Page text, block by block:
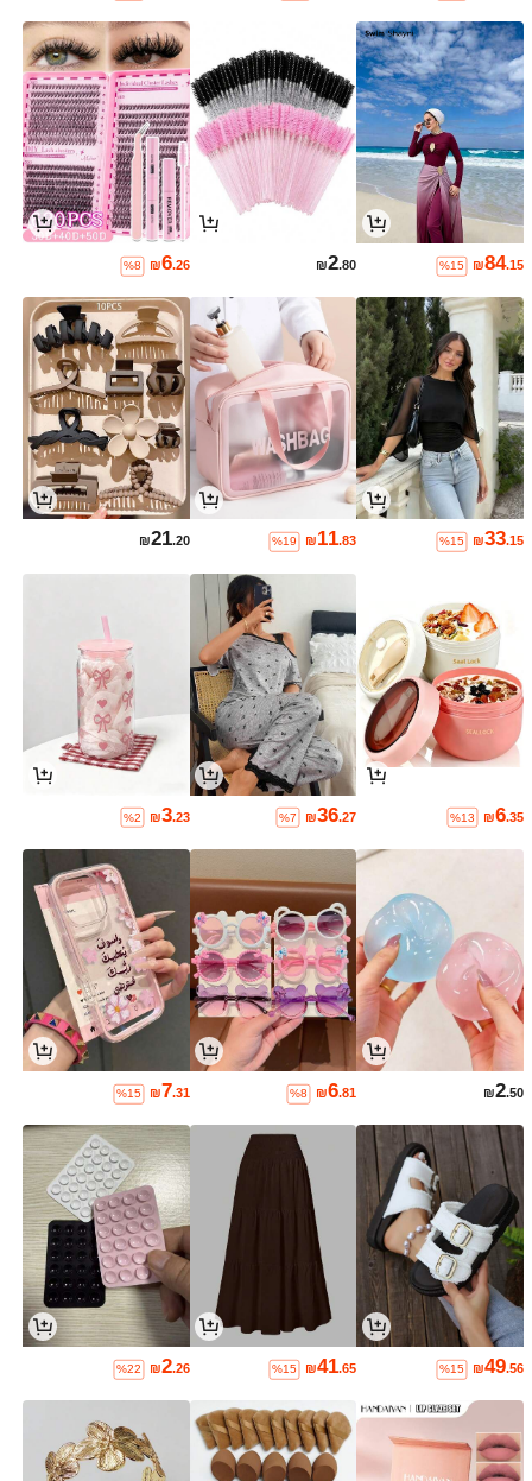
₪84.15
%15
₪2.80
₪6.26
%8
₪33.15
%15
₪11.83
%19
₪21.20
₪6.35
%13
₪36.27
%7
₪3.23
%2
₪2.50
₪6.81
%8
₪7.31
%15
₪49.56
%15
₪41.65
%15
₪2.26
%22